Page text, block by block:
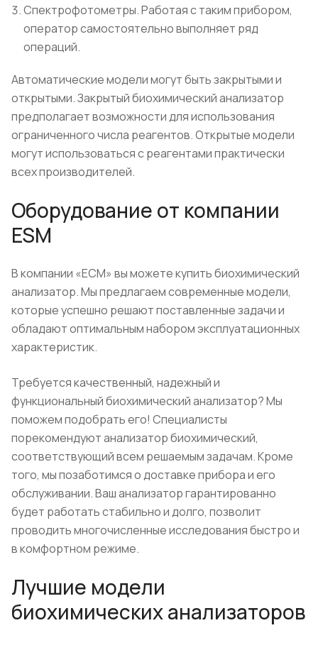
Спектрофотометры. Работая с таким прибором,
оператор самостоятельно выполняет ряд
операций.
Автоматические модели могут быть закрытыми и
открытыми. Закрытый биохимический анализатор
предполагает возможности для использования
ограниченного числа реагентов. Открытые модели
могут использоваться с реагентами практически
всех производителей.
Оборудование от компании
ESM
В компании «ЕСМ» вы можете купить биохимический
анализатор. Мы предлагаем современные модели,
которые успешно решают поставленные задачи и
обладают оптимальным набором эксплуатационных
характеристик.
Требуется качественный, надежный и
функциональный биохимический анализатор? Мы
поможем подобрать его! Специалисты
порекомендуют анализатор биохимический,
соответствующий всем решаемым задачам. Кроме
того, мы позаботимся о доставке прибора и его
обслуживании. Ваш анализатор гарантированно
будет работать стабильно и долго, позволит
проводить многочисленные исследования быстро и
в комфортном режиме.
Лучшие модели
биохимических анализаторов